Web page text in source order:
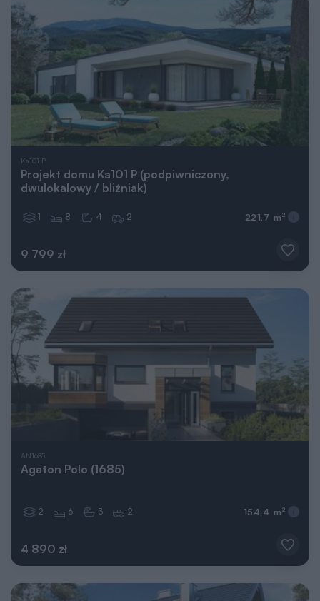
Ka101 P
Projekt domu Ka101 P (podpiwniczony,
dwulokalowy / bliźniak)
9 799 zł
1 8 4 2 221,7 m 2
AN1685
Agaton Polo (1685)
4 890 zł
2 6 3 2 154,4 m 2